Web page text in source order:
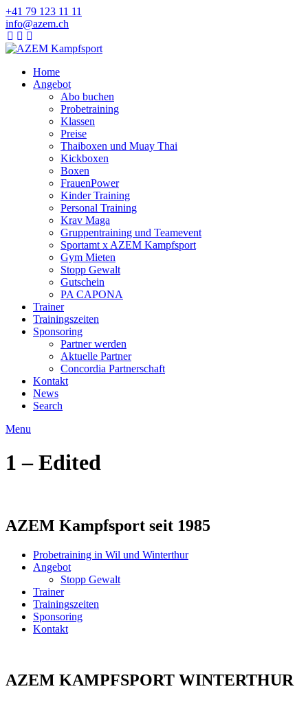
+41 79 123 11 11
info@azem.ch
Home
Angebot
Abo buchen
Probetraining
Klassen
Preise
Thaiboxen und Muay Thai
Kickboxen
Boxen
FrauenPower
Kinder Training
Personal Training
Krav Maga
Gruppentraining und Teamevent
Sportamt x AZEM Kampfsport
Gym Mieten
Stopp Gewalt
Gutschein
PA CAPONA
Trainer
Trainingszeiten
Sponsoring
Partner werden
Aktuelle Partner
Concordia Partnerschaft
Kontakt
News
Search
Menu
1 – Edited
AZEM Kampfsport seit 1985
Probetraining in Wil und Winterthur
Angebot
Stopp Gewalt
Trainer
Trainingszeiten
Sponsoring
Kontakt
AZEM KAMPFSPORT WINTERTHUR